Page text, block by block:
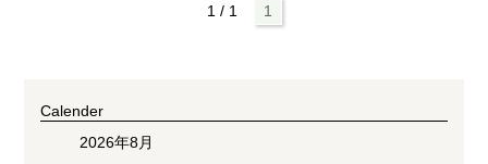
1 / 1 1
Calender
2026年8月